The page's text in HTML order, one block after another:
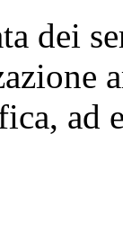
dei
ad